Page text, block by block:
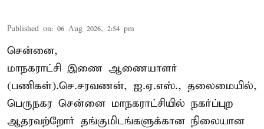
Published on: 06 Aug 2026, 2:54 pm
சென்னை,
மாநகராட்சி இணை ஆணையாளர்
(பணிகள்).செ.சரவணன், ஐ.ஏ.எஸ்., தலைமையில்,
பெருநகர சென்னை மாநகராட்சியில் நகர்ப்புற
ஆதரவற்றோர் தங்குமிடங்களுக்கான நிலையான